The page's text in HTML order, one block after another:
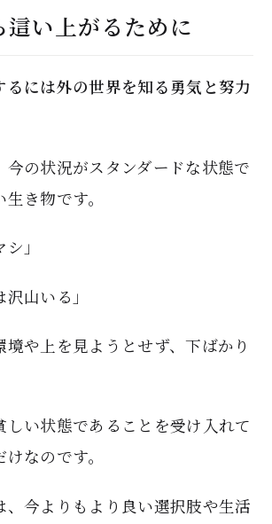
這い上がるために
るには外の世界を知る勇気と努力
今の状況がスタンダードな状態で
き物です。
」
山いる」
境や上を見ようとせず、下ばかり
しい状態であることを受け入れて
なのです。
、今よりもより良い選択肢や生活